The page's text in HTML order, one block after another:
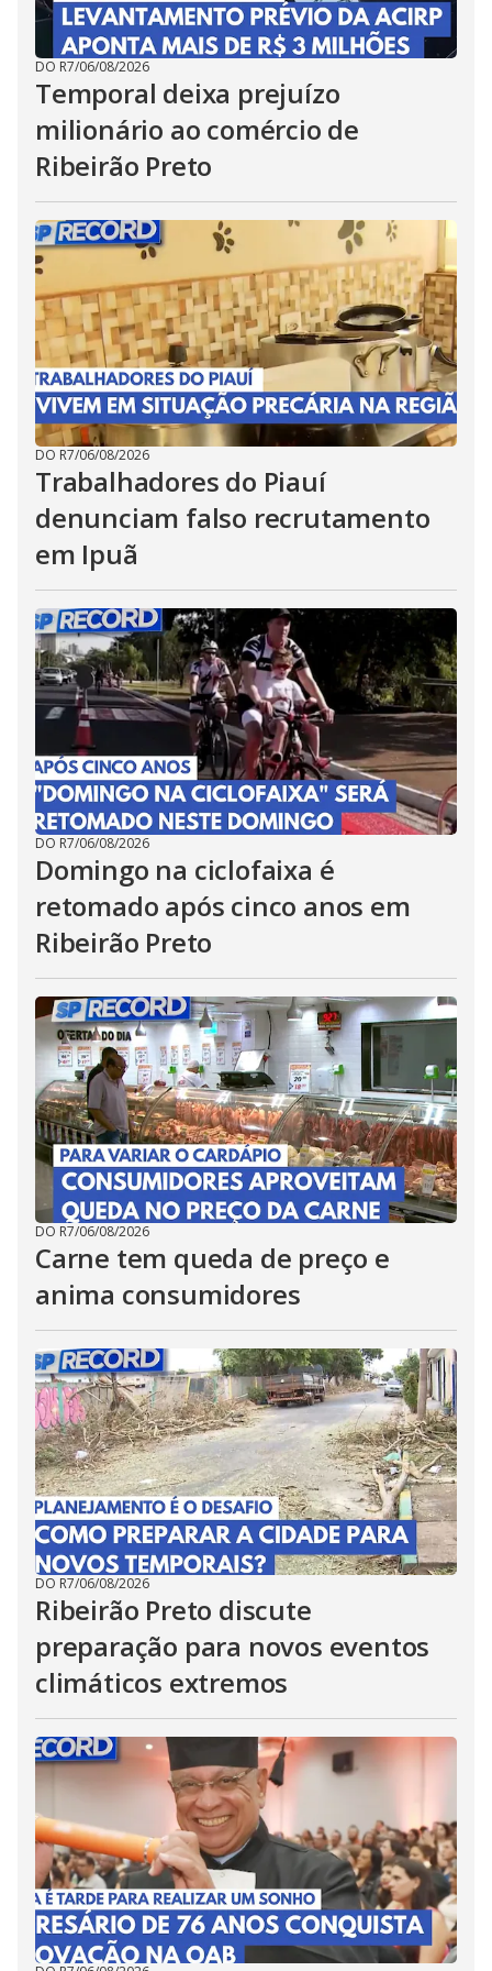
DO R7/06/08/2026
Temporal deixa prejuízo
milionário ao comércio de
Ribeirão Preto
DO R7/06/08/2026
Trabalhadores do Piauí
denunciam falso recrutamento
em Ipuã
DO R7/06/08/2026
Domingo na ciclofaixa é
retomado após cinco anos em
Ribeirão Preto
DO R7/06/08/2026
Carne tem queda de preço e
anima consumidores
DO R7/06/08/2026
Ribeirão Preto discute
preparação para novos eventos
climáticos extremos